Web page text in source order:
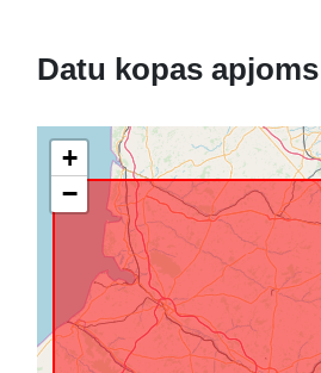
Datu kopas apjoms
+
−